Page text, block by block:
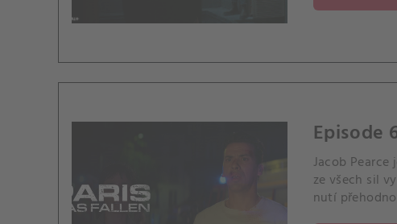
Episode
Jacob
ze všech sil
nutí